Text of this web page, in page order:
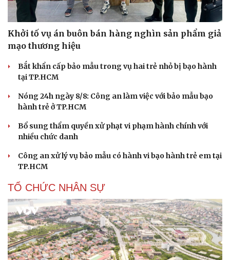
Trung Quốc đưa vào hoạt động cơ sở điện toán AI lớn
nhất thế giới
Meta bị buộc bồi thường 567 triệu USD vì gây hại cho trẻ
em
ChatGPT miễn phí được “cởi trói”, OpenAI thêm loạt
PHÁP LUẬT
Khởi tố vụ án buôn bán hàng nghìn sản phẩm giả